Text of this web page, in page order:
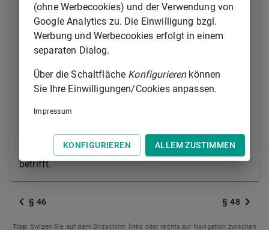
(3) Vollmachten bedürfen zu ihrer Gültigkeit der
Textform.
(4) Ein Gesellschafter, welcher durch die
Verbindlichkeit befreit werden soll, hat hierbei kein
Stimmrecht und darf ein solches auch nicht für
andere ausüben. Dasselbe gilt von einer
Rechtsgeschäfts oder die Einleitung oder Erledigung
eines Rechtsstreits gegenüber einem Gesellschafter
betrifft.
§ 46 § 48
Tipp: Swipen Sie auf dem Bildschirm links oder rechts zur Navigation zwischen
(ohne Werbecookies) und der Verwendung von
Google Analytics zu. Die Einwilligung bzgl.
Werbung und Werbecookies erfolgt in einem
separaten Dialog.
Über die Schaltfläche Konfigurierenkönnen
Sie Ihre Einwilligungen/Cookies anpassen.
Impressum
KONFIGURIEREN ALLEM ZUSTIMMEN